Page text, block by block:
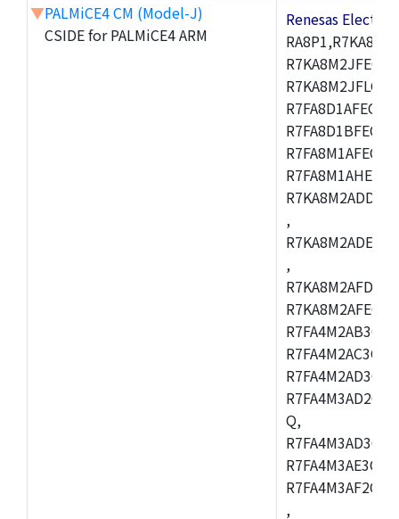
▼PALMiCE4 CM (Model-J)
CSIDE for PALMiCE4 ARM
Renesas
,
,
Q,
,